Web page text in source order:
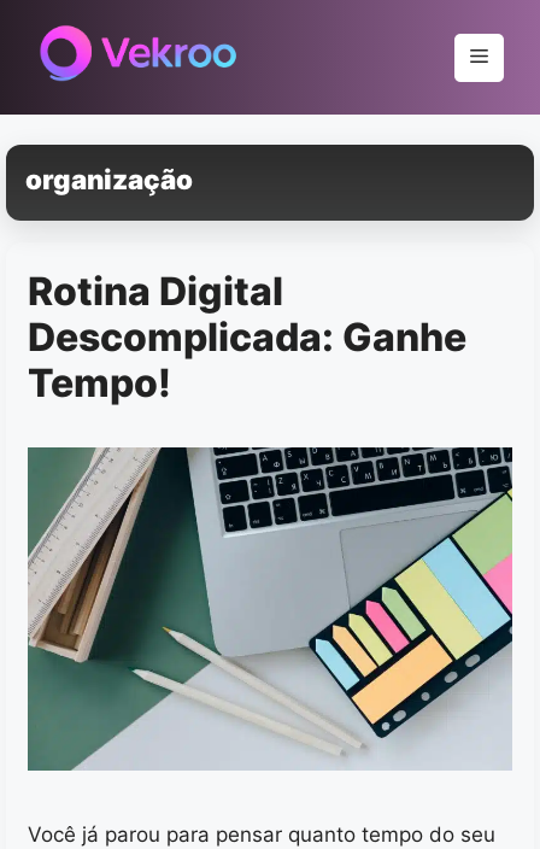
para
Menu
organização
Rotina Digital
Descomplicada: Ganhe
Tempo!
Você já parou para pensar quanto tempo do seu